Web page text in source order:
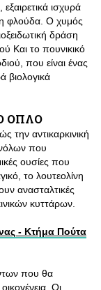
ισχυρά
φλούδα. Ο χυμός
δράση
Και το πουνικικό
που είναι ένας
βιολογικά
ΟΠΛΟ
την αντικαρκινική
που
ουσίες που
το λουτεολίνη
ανασταλτικές
κυττάρων.
- Κτήμα Πούτα
που θα
Οι